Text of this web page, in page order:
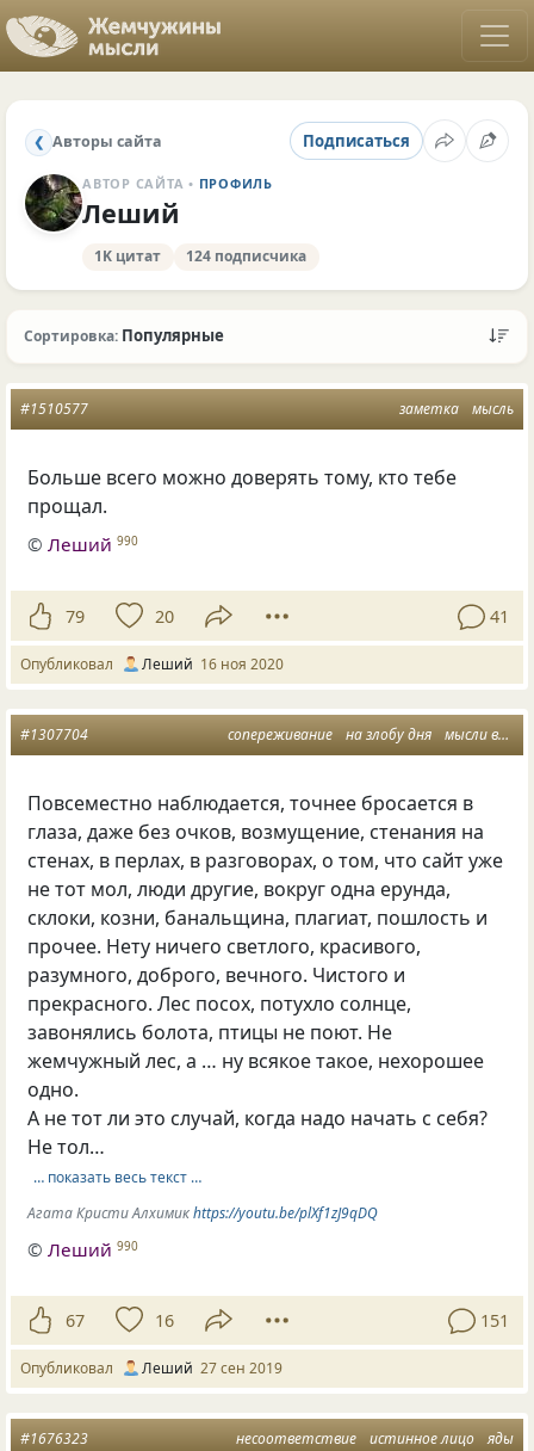
❮ Авторы сайта Подписаться
АВТОР САЙТА • ПРОФИЛЬ
Леший
1K цитат 124 подписчика
Сортировка: Популярные
заметка мысль
#1510577
Больше всего можно доверять тому, кто тебе
прощал.
©Леший 990
79 20 41
Опубликовал Леший 16 ноя 2020
сопереживание на злобу дня мысли вслух
#1307704
Повсеместно наблюдается, точнее бросается в
глаза, даже без очков, возмущение, стенания на
стенах, в перлах, в разговорах, о том, что сайт уже
не тот мол, люди другие, вокруг одна ерунда,
склоки, козни, банальщина, плагиат, пошлость и
прочее. Нету ничего светлого, красивого,
разумного, доброго, вечного. Чистого и
прекрасного. Лес посох, потухло солнце,
завонялись болота, птицы не поют. Не
жемчужный лес, а … ну всякое такое, нехорошее
одно.
А не тот ли это случай, когда надо начать с себя?
Не тол…
… показать весь текст …
Агата Кристи Алхимикhttps://youtu.be/plXf1zJ9qDQ
©Леший 990
67 16 151
Опубликовал Леший 27 сен 2019
несоответствие истинное лицо яды
#1676323